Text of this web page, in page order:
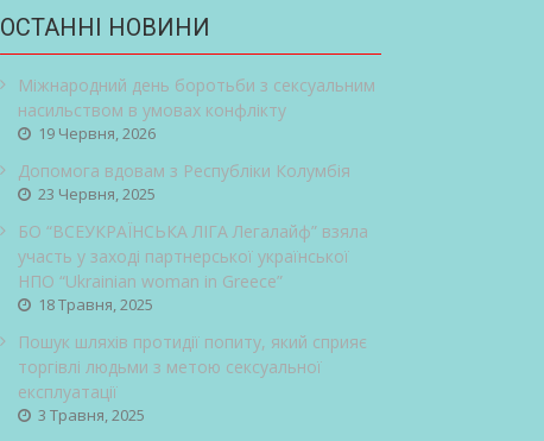
ОСТАННІ НОВИНИ
Міжнародний день боротьби з сексуальним
насильством в умовах конфлікту
19 Червня, 2026
Допомога вдовам з Республіки Колумбія
23 Червня, 2025
БО “ВСЕУКРАЇНСЬКА ЛІГА Легалайф” взяла
участь у заході партнерської української
НПО “Ukrainian woman in Greece”
18 Травня, 2025
Пошук шляхів протидії попиту, який сприяє
торгівлі людьми з метою сексуальної
експлуатації
3 Травня, 2025